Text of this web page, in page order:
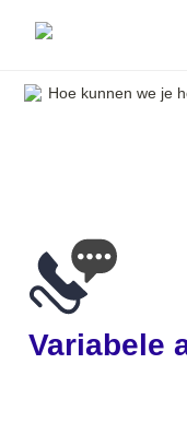
Variabele